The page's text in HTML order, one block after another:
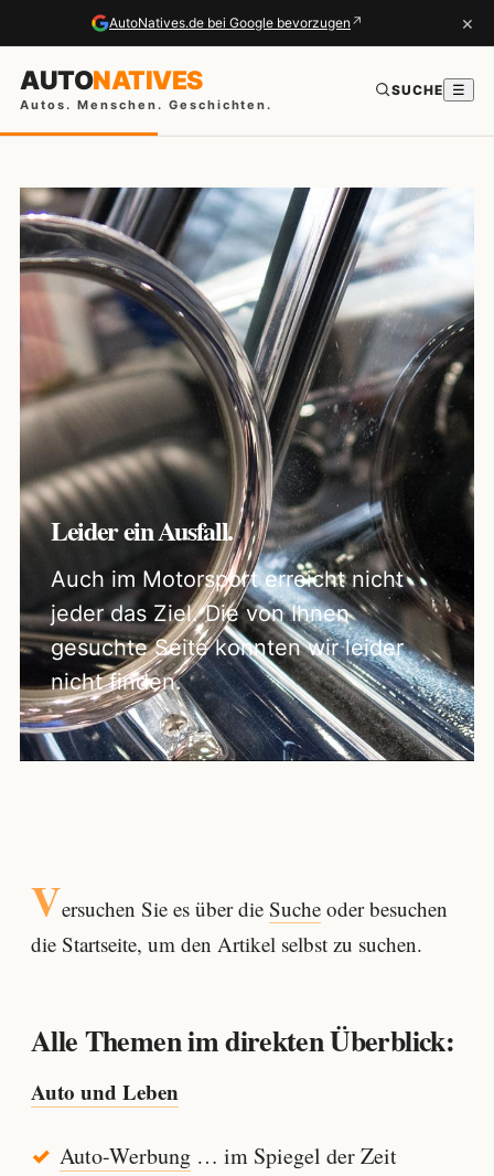
AutoNatives.de bei Google bevorzugen ↗ ×
AUTONATIVES
Autos. Menschen. Geschichten.
SUCHE ☰
Leider ein Ausfall.
Auch im Motorsport erreicht nicht
jeder das Ziel. Die von Ihnen
gesuchte Seite konnten wir leider
nicht finden.
Versuchen Sie es über die Sucheoder besuchen
die Startseite, um den Artikel selbst zu suchen.
Alle Themen im direkten Überblick:
Auto und Leben
Auto-Werbung… im Spiegel der Zeit